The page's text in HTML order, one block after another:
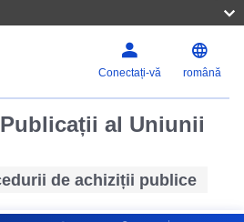
Conectați-vă română
al Uniunii
de achiziții publice